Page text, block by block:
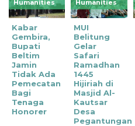
Humanities
Kabar
Gembira,
Bupati
Beltim
Jamin
Tidak Ada
Pemecatan
Bagi
Tenaga
Honorer
Humanities
MUI
Belitung
Gelar
Safari
Ramadhan
1445
Hijiriah di
Masjid Al-
Kautsar
Desa
Pegantungan